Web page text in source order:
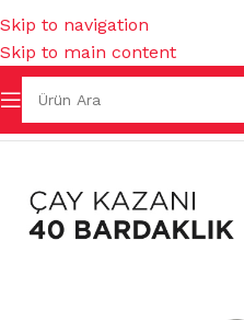
Skip to navigation
Skip to main content
Sayfa